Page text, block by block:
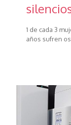
1 de cada 3
años sufren